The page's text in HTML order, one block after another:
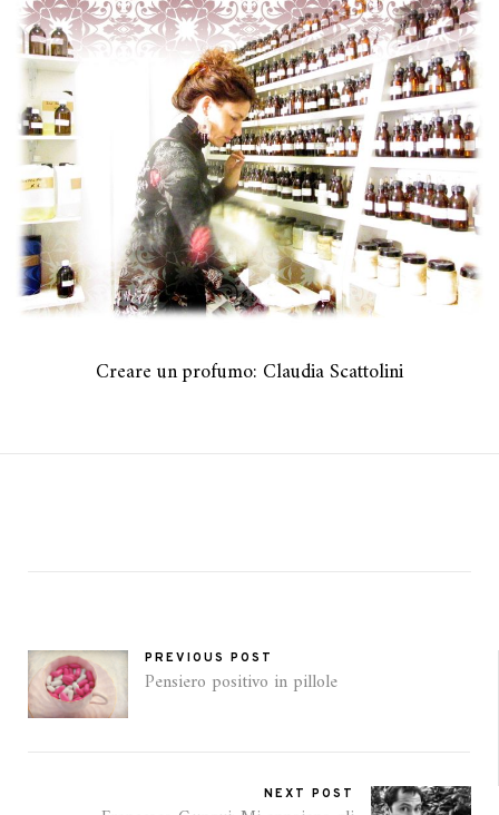
Creare un profumo: Claudia Scattolini
PREVIOUS POST
Pensiero positivo in pillole
NEXT POST